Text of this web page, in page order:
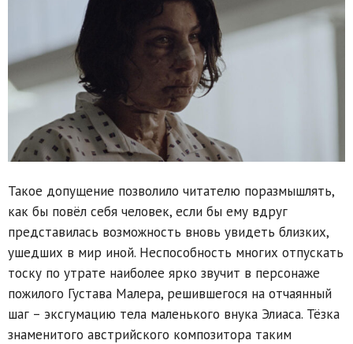
Такое допущение позволило читателю поразмышлять,
как бы повёл себя человек, если бы ему вдруг
представилась возможность вновь увидеть близких,
ушедших в мир иной. Неспособность многих отпускать
тоску по утрате наиболее ярко звучит в персонаже
пожилого Густава Малера, решившегося на отчаянный
шаг – эксгумацию тела маленького внука Элиаса. Тёзка
знаменитого австрийского композитора таким